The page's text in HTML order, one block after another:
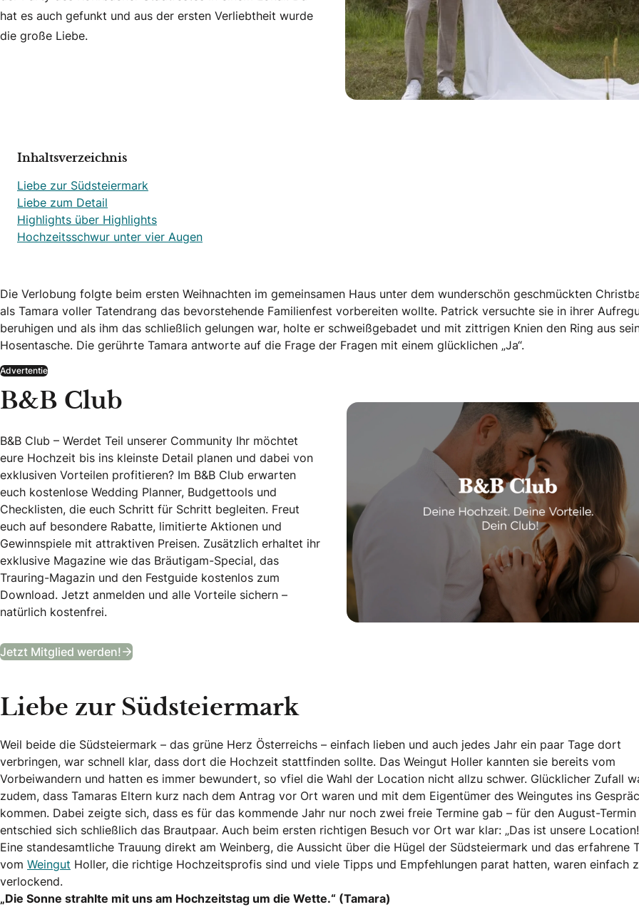
hat es auch gefunkt und aus der ersten Verliebtheit wurde
die große Liebe.
Inhaltsverzeichnis
Liebe zur Südsteiermark
Liebe zum Detail
Highlights über Highlights
Hochzeitsschwur unter vier Augen
Die Verlobung folgte beim ersten Weihnachten im gemeinsamen Haus unter dem wunderschön geschmückten
als Tamara voller Tatendrang das bevorstehende Familienfest vorbereiten wollte. Patrick versuchte sie in ihrer
beruhigen und als ihm das schließlich gelungen war, holte er schweißgebadet und mit zittrigen Knien den Ring aus
Hosentasche. Die gerührte Tamara antworte auf die Frage der Fragen mit einem glücklichen „Ja“.
Advertentie
B&B Club
B&B Club – Werdet Teil unserer Community Ihr möchtet
eure Hochzeit bis ins kleinste Detail planen und dabei von
exklusiven Vorteilen profitieren? Im B&B Club erwarten
euch kostenlose Wedding Planner, Budgettools und
Checklisten, die euch Schritt für Schritt begleiten. Freut
euch auf besondere Rabatte, limitierte Aktionen und
Gewinnspiele mit attraktiven Preisen. Zusätzlich erhaltet ihr
exklusive Magazine wie das Bräutigam-Special, das
Trauring-Magazin und den Festguide kostenlos zum
Download. Jetzt anmelden und alle Vorteile sichern –
natürlich kostenfrei.
Jetzt Mitglied werden!
Liebe zur Südsteiermark
Weil beide die Südsteiermark – das grüne Herz Österreichs – einfach lieben und auch jedes Jahr ein paar Tage dort
verbringen, war schnell klar, dass dort die Hochzeit stattfinden sollte. Das Weingut Holler kannten sie bereits vom
Vorbeiwandern und hatten es immer bewundert, so vfiel die Wahl der Location nicht allzu schwer. Glücklicher Zufall
zudem, dass Tamaras Eltern kurz nach dem Antrag vor Ort waren und mit dem Eigentümer des Weingutes ins
kommen. Dabei zeigte sich, dass es für das kommende Jahr nur noch zwei freie Termine gab – für den August-Termin
entschied sich schließlich das Brautpaar. Auch beim ersten richtigen Besuch vor Ort war klar: „Das ist unsere
Eine standesamtliche Trauung direkt am Weinberg, die Aussicht über die Hügel der Südsteiermark und das erfahrene
vom Weingut Holler, die richtige Hochzeitsprofis sind und viele Tipps und Empfehlungen parat hatten, waren einfach
verlockend.
„Die Sonne strahlte mit uns am Hochzeitstag um die Wette.“ (Tamara)